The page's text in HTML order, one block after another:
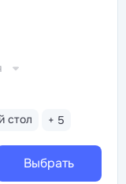
стол + 5
Выбрать